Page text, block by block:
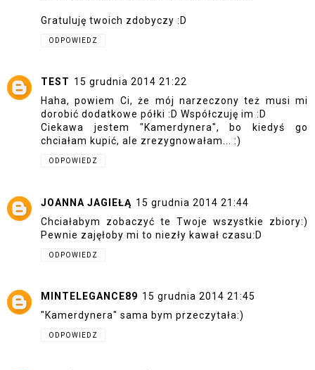
Gratuluję twoich zdobyczy :D
ODPOWIEDZ
TEST 15 grudnia 2014 21:22
Haha, powiem Ci, że mój narzeczony też musi mi
dorobić dodatkowe półki :D Współczuję im :D
Ciekawa jestem "Kamerdynera", bo kiedyś go
chciałam kupić, ale zrezygnowałam... :)
ODPOWIEDZ
JOANNA JAGIEŁĄ 15 grudnia 2014 21:44
Chciałabym zobaczyć te Twoje wszystkie zbiory:)
Pewnie zajęłoby mi to niezły kawał czasu:D
ODPOWIEDZ
MINTELEGANCE89 15 grudnia 2014 21:45
"Kamerdynera" sama bym przeczytała:)
ODPOWIEDZ